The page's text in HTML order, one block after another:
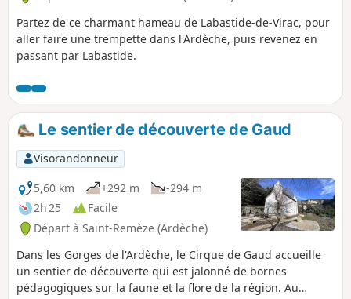
Partez de ce charmant hameau de Labastide-de-Virac, pour
aller faire une trempette dans l'Ardèche, puis revenez en
passant par Labastide.
Le sentier de découverte de Gaud
Visorandonneur
5,60 km
+292 m
-294 m
2h 25
Facile
Départ à Saint-Remèze (Ardèche)
Dans les Gorges de l'Ardèche, le Cirque de Gaud accueille
un sentier de découverte qui est jalonné de bornes
pédagogiques sur la faune et la flore de la région. Au